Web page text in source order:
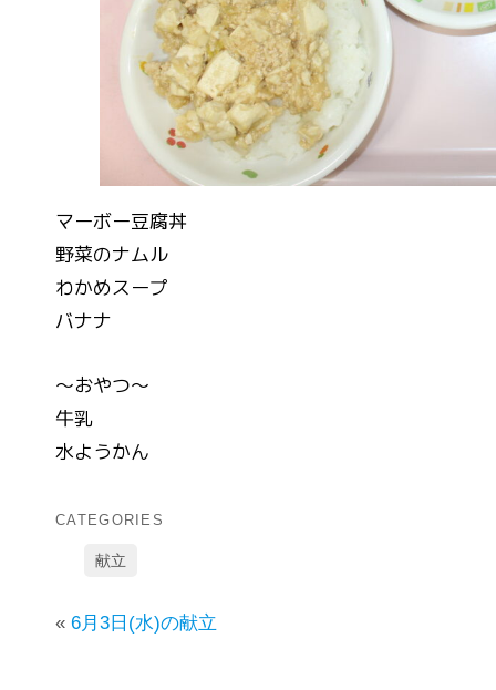
マーボー豆腐丼
野菜のナムル
わかめスープ
バナナ
～おやつ～
牛乳
水ようかん
CATEGORIES
献立
« 6月3日(水)の献立